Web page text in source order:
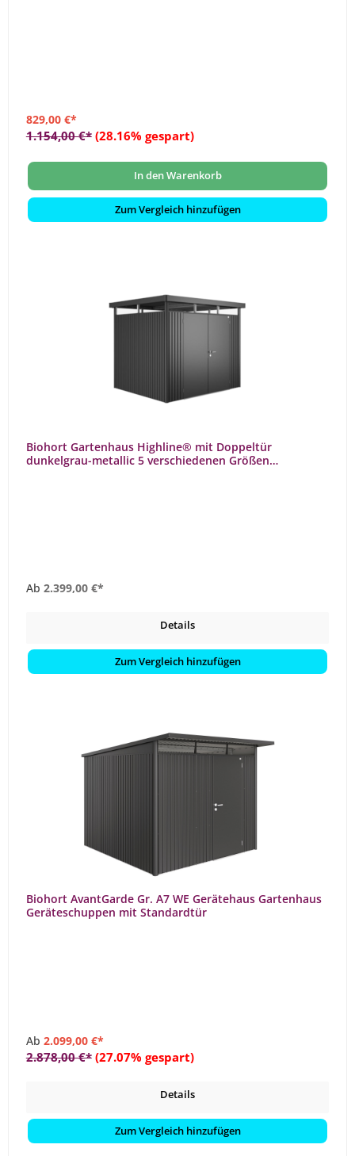
829,00 €*
1.154,00 €* (28.16% gespart)
In den Warenkorb
Zum Vergleich hinzufügen
Biohort Gartenhaus Highline® mit Doppeltür
dunkelgrau-metallic 5 verschiedenen Größen
Ab 2.399,00 €*
Details
Zum Vergleich hinzufügen
Biohort AvantGarde Gr. A7 WE Gerätehaus Gartenhaus
Geräteschuppen mit Standardtür
Ab 2.099,00 €*
2.878,00 €* (27.07% gespart)
Details
Zum Vergleich hinzufügen